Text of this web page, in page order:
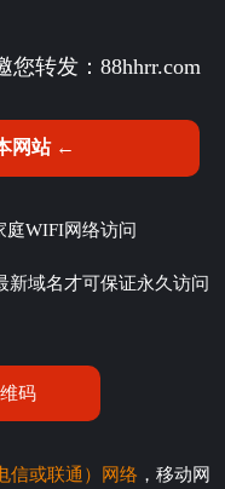
您转发： 88hhrr.com
网站 ←
庭WIFI网络访问
新域名才可保证永久访问
码
信或联通）网络 ，移动网